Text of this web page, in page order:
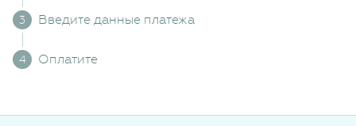
Введите данные платежа
Оплатите